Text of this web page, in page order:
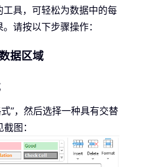
具，可轻松为数据中的每
请按以下步骤操作：
据区域
”，然后选择一种具有交替
图：